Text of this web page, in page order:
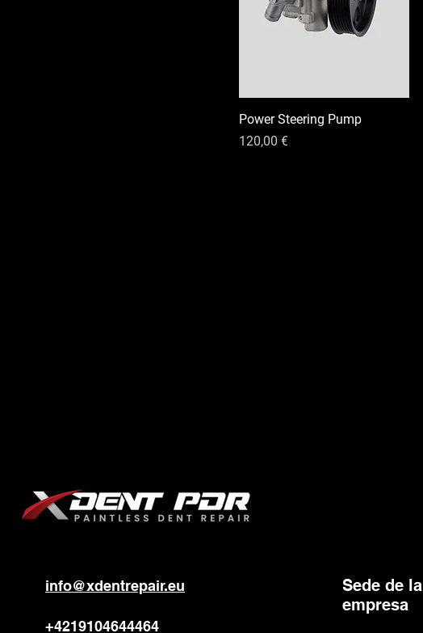
Power Steering Pump
Precio
120,00 €
info@xdentrepair.eu
+4219104644464
Sede de la
empresa